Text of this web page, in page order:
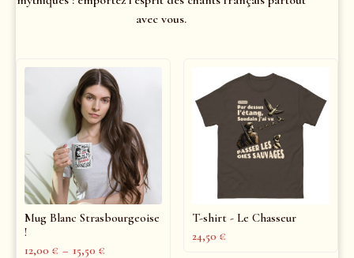
avec vous.
Mug Blanc Strasbourgeoise
!
12,00 € – 15,50 €
T-shirt - Le Chasseur
24,50 €